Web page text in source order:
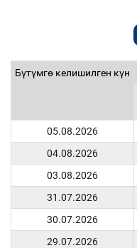
Бүтүмгө келишилген күн
05.08.2026
04.08.2026
03.08.2026
31.07.2026
30.07.2026
29.07.2026